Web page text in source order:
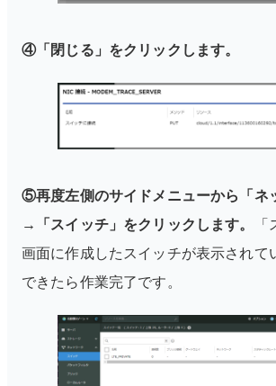
④「閉じる」をクリックします。
⑤再度左側のサイドメニューから「ネ
→「スイッチ」をクリックします。
画面に作成したスイッチが表示されて
できたら作業完了です。